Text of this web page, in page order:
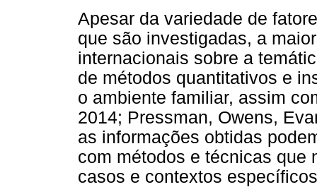
Apesar da variedade de
que são investigadas, a
internacionais sobre a
de métodos quantitativos e
o ambiente familiar, assim
2014; Pressman, Owens,
as informações obtidas
com métodos e técnicas que
casos e contextos